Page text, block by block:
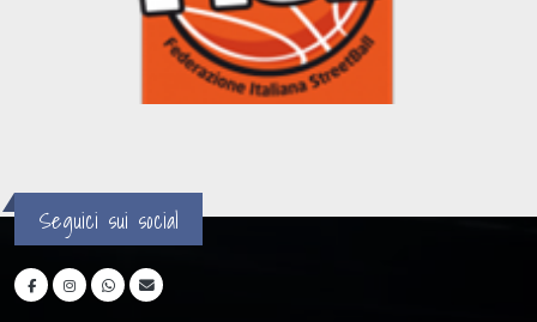
Seguici sui social